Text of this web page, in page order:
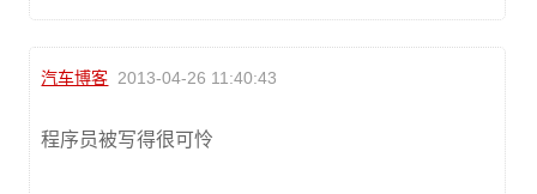
汽车博客 2013-04-26 11:40:43
程序员被写得很可怜